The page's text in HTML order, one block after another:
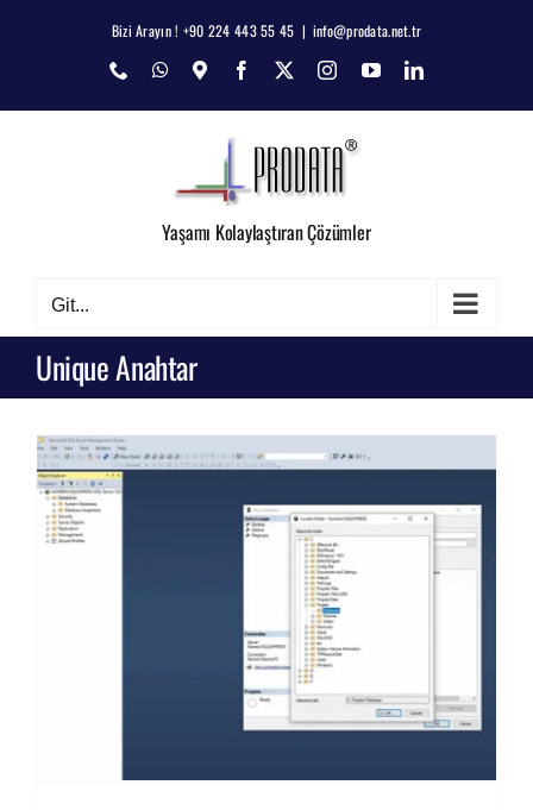
Bizi Arayın ! +90 224 443 55 45 | info@prodata.net.tr
Phone WhatsApp
Map Facebook Instagram
YouTubeLinkedIn
Yaşamı Kolaylaştıran Çözümler
Git...
Unique Anahtar